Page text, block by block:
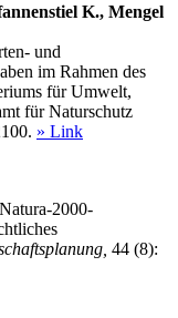
K., Mengel
und
im Rahmen des
für Umwelt,
für Naturschutz
» Link
2000-
44 (8):